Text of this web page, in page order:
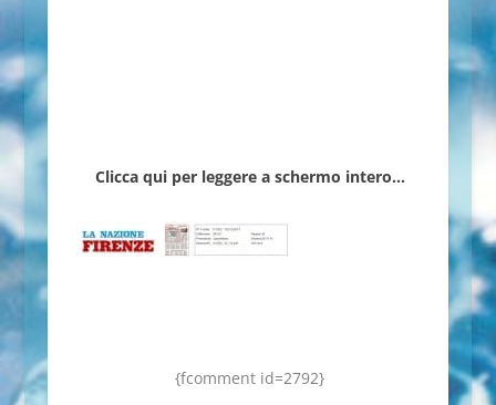
Clicca qui per leggere a schermo intero…
{fcomment id=2792}